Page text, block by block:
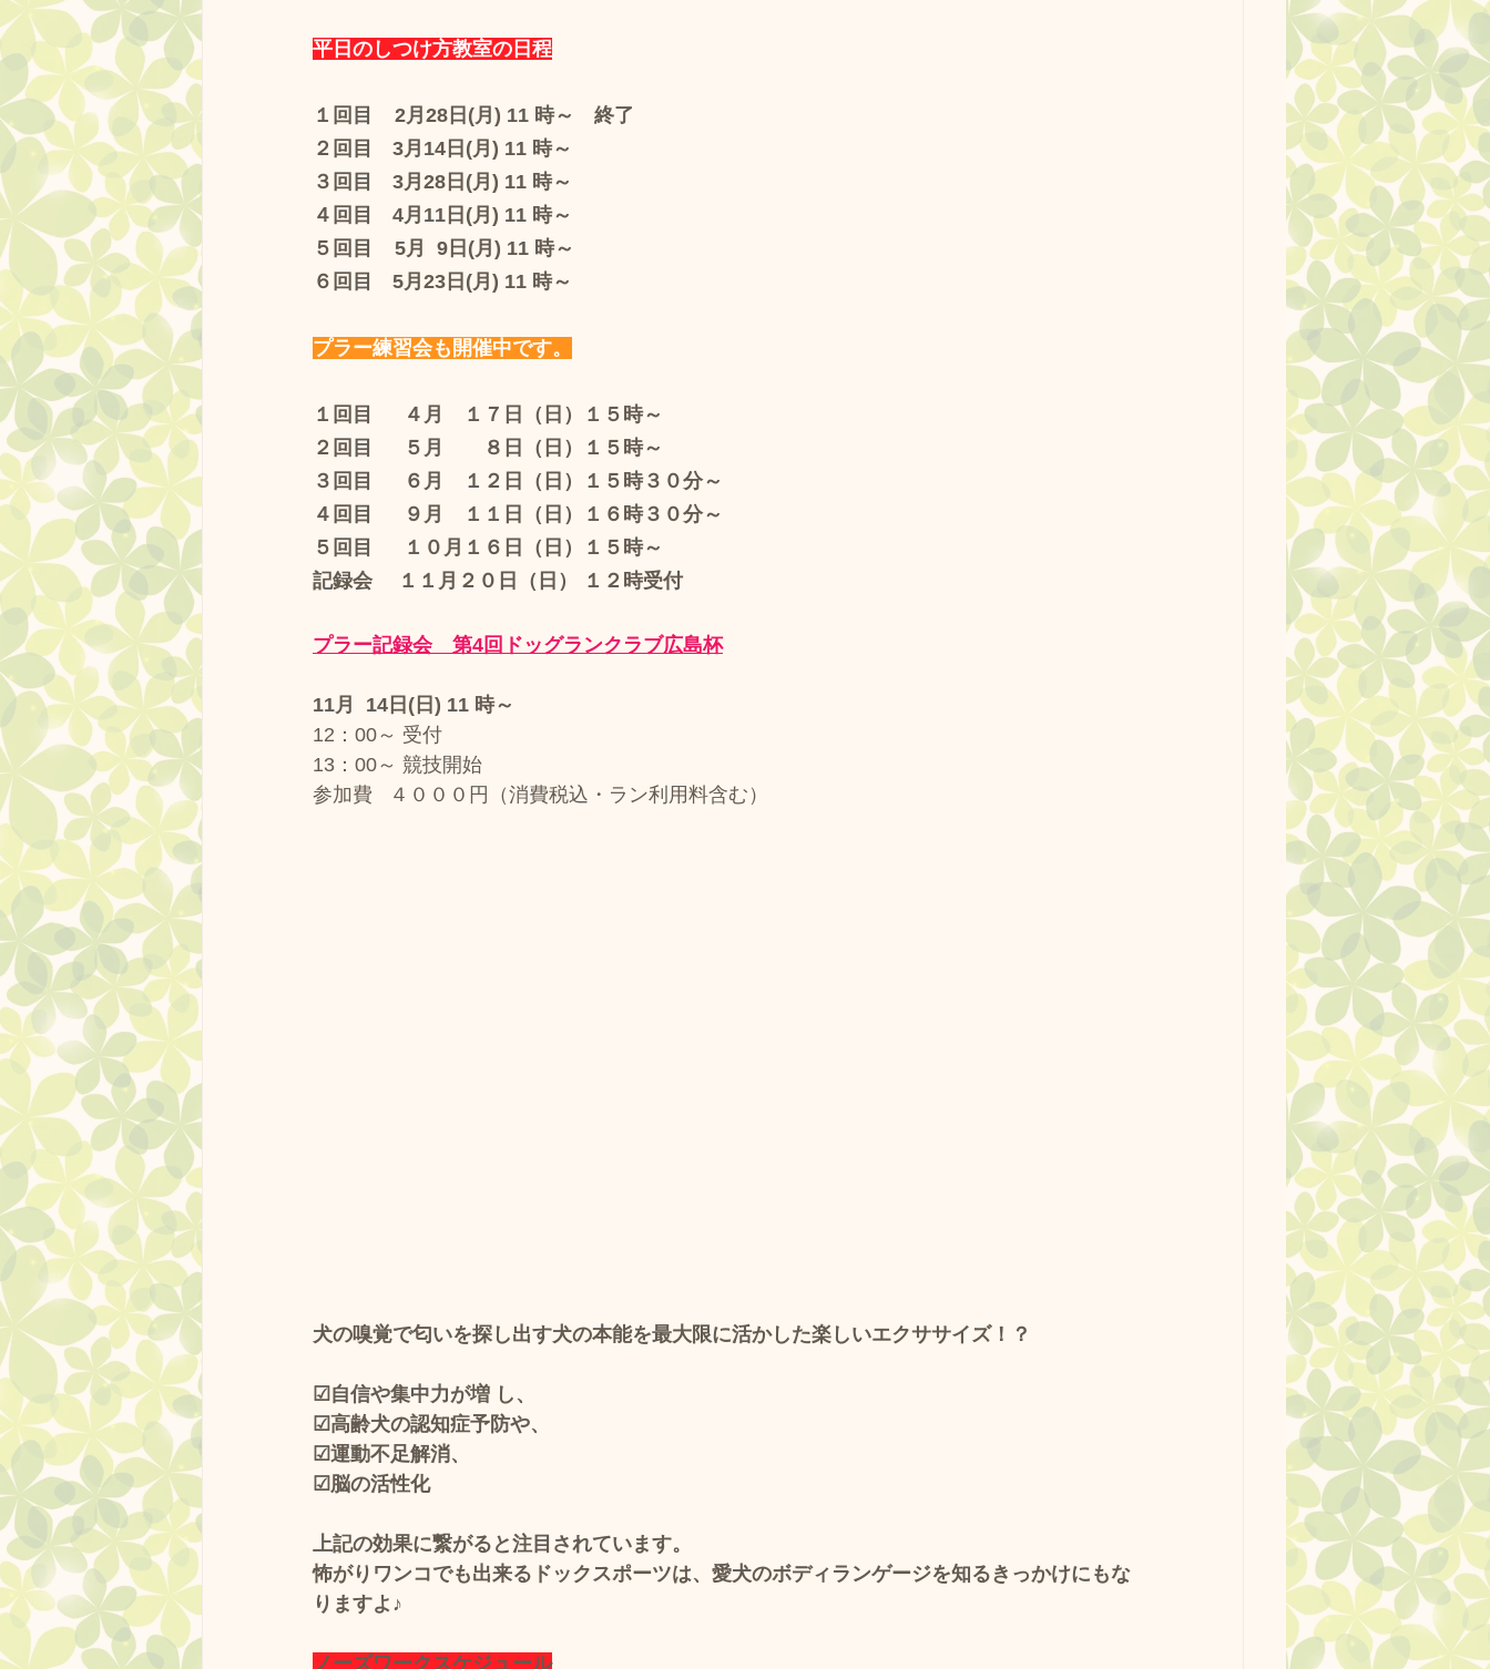
平日のしつけ方教室の日程
１回目    2月28日(月) 11 時～　終了
２回目　3月14日(月) 11 時～
３回目　3月28日(月) 11 時～
４回目　4月11日(月) 11 時～
５回目    5月  9日(月) 11 時～
６回目　5月23日(月) 11 時～
プラー練習会も開催中です。
１回目 　 ４月　１７日（日）１５時～
２回目 　 ５月　　８日（日）１５時～
３回目 　 ６月　１２日（日）１５時３０分～
４回目　  ９月　１１日（日）１６時３０分～
５回目 　 １０月１６日（日）１５時～
記録会　 １１月２０日（日） １２時受付
プラー記録会　第4回ドッグランクラブ広島杯
11月  14日(日) 11 時～
12：00～ 受付
13：00～ 競技開始
​参加費   ４０００円（消費税込・ラン利用料含む）
犬の嗅覚で匂いを探し出す犬の本能を最大限に活かした楽しいエクササイズ！？
☑自信や集中力が増 し、
☑高齢犬の認知症予防や、
☑運動不足解消、
☑脳の活性化
上記の効果に繋がると注目されています。
怖がりワンコでも出来るドックスポーツは、愛犬のボディランゲージを知るきっかけにもな
りますよ♪
ノーズワークスケジュール